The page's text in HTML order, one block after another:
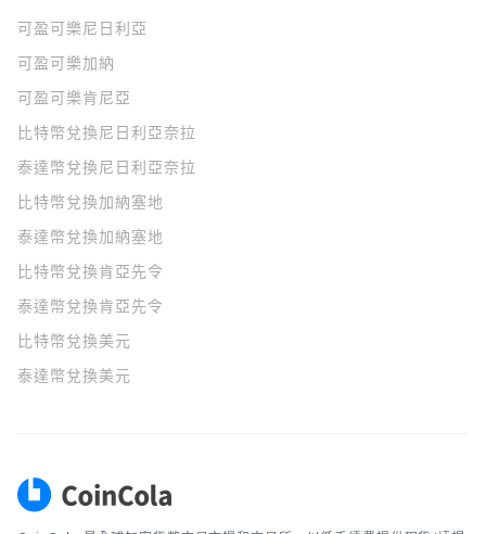
可盈可樂 尼日利亞
可盈可樂加納
可盈可樂肯尼亞
比特幣兌換尼日利亞奈拉
泰達幣兌換尼日利亞奈拉
比特幣兌換加納塞地
泰達幣兌換加納塞地
比特幣兌換肯亞先令
泰達幣兌換肯亞先令
比特幣兌換美元
泰達幣兌換美元